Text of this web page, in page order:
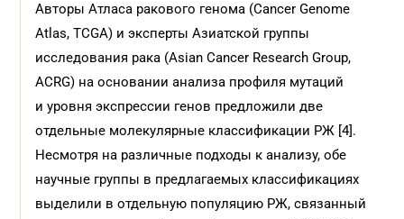
Авторы Атласа ракового генома (Cancer Genome
Atlas, TCGA) и эксперты Азиатской группы
исследования рака (Asian Cancer Research Group,
ACRG) на основании анализа профиля мутаций
и уровня экспрессии генов предложили две
отдельные молекулярные классификации РЖ [4].
Несмотря на различные подходы к анализу, обе
научные группы в предлагаемых классификациях
выделили в отдельную популяцию РЖ, связанный